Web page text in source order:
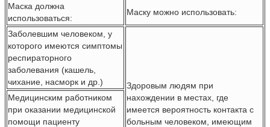
Маска должна
использоваться:
Маску можно использовать:
Заболевшим человеком, у
которого имеются симптомы
респираторного
заболевания (кашель,
чихание, насморк и др.)
Здоровым людям при
нахождении в местах, где
имеется вероятность контакта с
больным человеком, имеющим
Медицинским работником
при оказании медицинской
помощи пациенту